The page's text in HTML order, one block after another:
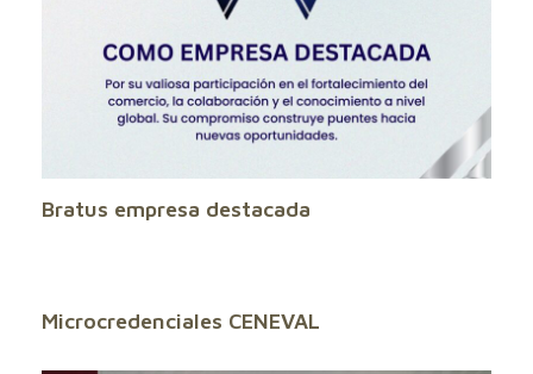
Bratus empresa destacada
Microcredenciales CENEVAL